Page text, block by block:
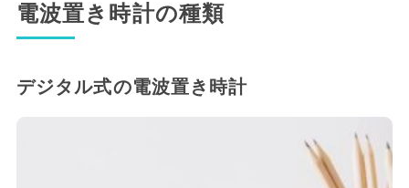
電波置き時計の種類
デジタル式の電波置き時計